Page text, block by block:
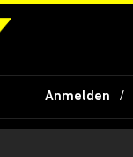
Anmelden